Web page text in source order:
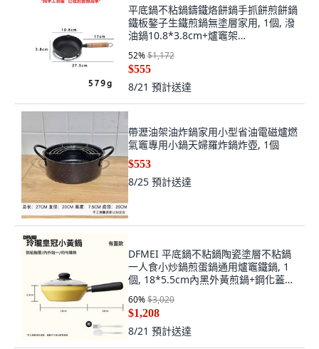
平底鍋不粘鍋鑄鐵烙餅鍋手抓餅煎餅鍋
鐵板鏊子生鐵煎鍋無塗層家用, 1個, 潑
油鍋10.8*3.8cm+爐竈架
16.3cm(026001:如圖所示, 1cm
52%$1,172
$555
8/21 預計送達
帶瀝油架油炸鍋家用小型省油電磁爐燃
氣竈專用小鍋天婦羅炸鍋炸壺, 1個
$553
8/25 預計送達
DFMEI 平底鍋不粘鍋陶瓷塗層不粘鍋
一人食小炒鍋煎蛋鍋通用爐竈鐵鍋, 1
個, 18*5.5cm內黑外黃煎鍋+鋼化蓋
+刮勺+油刷:如圖, 1cm
60%$3,020
$1,208
8/21 預計送達